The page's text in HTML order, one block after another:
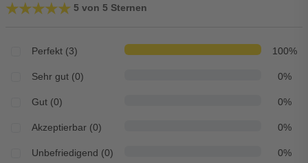
★★★★★
★★★★★ 5 von 5 Sternen
Perfekt (3) 100%
Sehr gut (0) 0%
Gut (0) 0%
Akzeptierbar (0) 0%
Unbefriedigend (0) 0%